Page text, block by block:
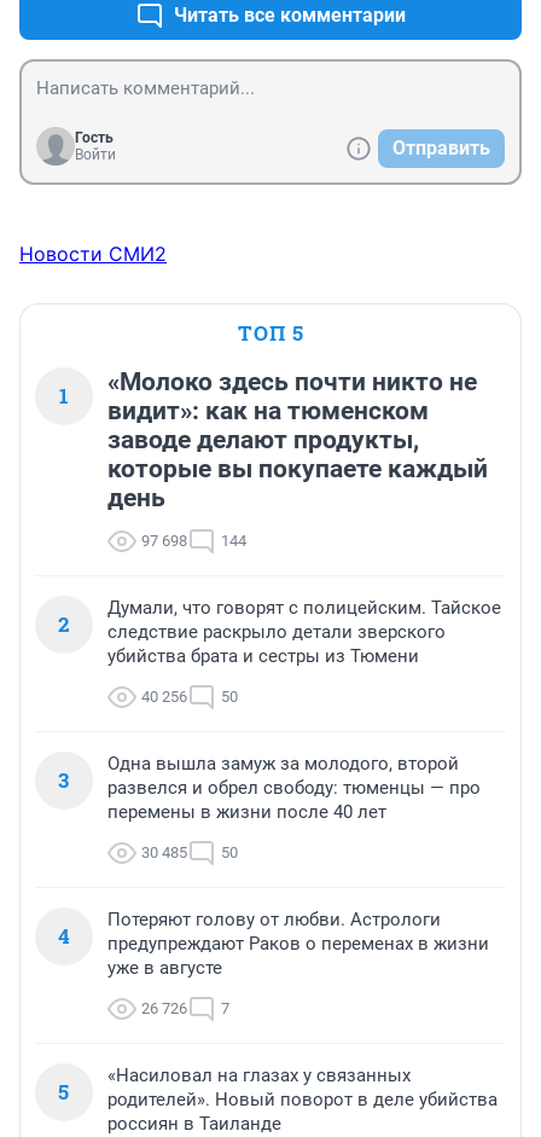
Читать все комментарии
Гость
Войти
Отправить
Новости СМИ2
ТОП 5
1
«Молоко здесь почти никто не
видит»: как на тюменском
заводе делают продукты,
которые вы покупаете каждый
день
97 698 144
2
Думали, что говорят с полицейским. Тайское
следствие раскрыло детали зверского
убийства брата и сестры из Тюмени
40 256 50
3
Одна вышла замуж за молодого, второй
развелся и обрел свободу: тюменцы — про
перемены в жизни после 40 лет
30 485 50
4
Потеряют голову от любви. Астрологи
предупреждают Раков о переменах в жизни
уже в августе
26 726 7
5
«Насиловал на глазах у связанных
родителей». Новый поворот в деле убийства
россиян в Таиланде